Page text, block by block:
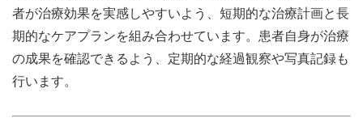
者が治療効果を実感しやすいよう、短期的な治療計画と長
期的なケアプランを組み合わせています。患者自身が治療
の成果を確認できるよう、定期的な経過観察や写真記録も
行います。